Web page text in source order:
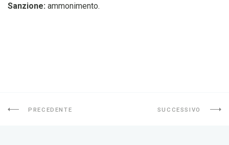
Sanzione: ammonimento.
PRECEDENTE SUCCESSIVO